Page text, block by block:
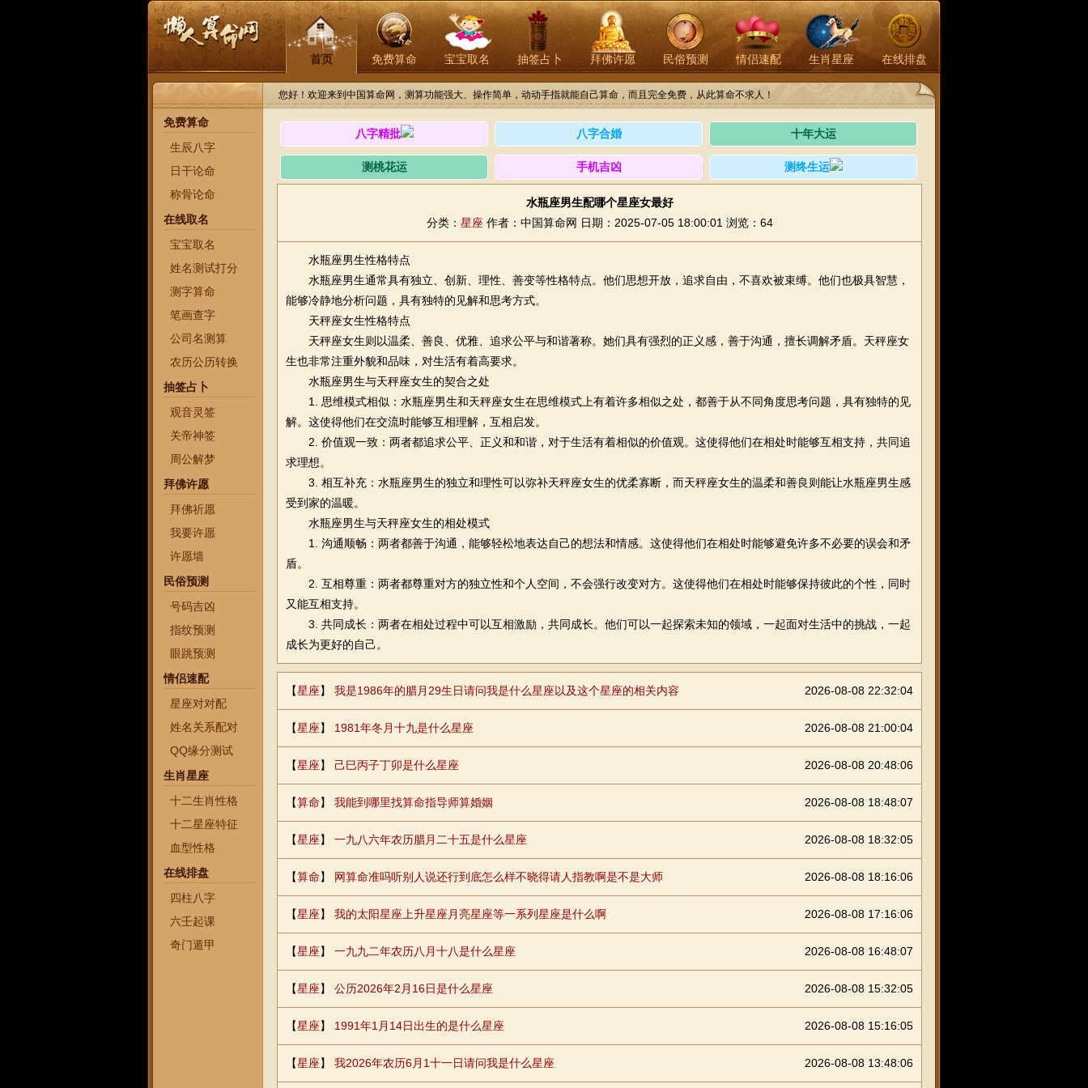
首页 免费算命 宝宝取名 抽签占卜 拜佛许愿 民俗预测 情侣速配 生肖星座 在线排盘
您好！欢迎来到中国算命网，测算功能强大、操作简单，动动手指就能自己算命，而且完全免费，从此算命不求人！
免费算命
生辰八字
日干论命
称骨论命
在线取名
宝宝取名
姓名测试打分
测字算命
笔画查字
公司名测算
农历公历转换
抽签占卜
观音灵签
关帝神签
周公解梦
拜佛许愿
拜佛祈愿
我要许愿
许愿墙
民俗预测
号码吉凶
指纹预测
眼跳预测
情侣速配
星座对对配
姓名关系配对
QQ缘分测试
生肖星座
十二生肖性格
十二星座特征
血型性格
在线排盘
四柱八字
六壬起课
奇门遁甲
八字精批 八字合婚 十年大运
测桃花运 手机吉凶 测终生运
水瓶座男生配哪个星座女最好
分类： 星座 作者：中国算命网 日期：2025-07-05 18:00:01 浏览：64
水瓶座男生性格特点
水瓶座男生通常具有独立、创新、理性、善变等性格特点。他们思想开放，追求自由，不喜欢被束缚。他们也极具智慧，
能够冷静地分析问题，具有独特的见解和思考方式。
天秤座女生性格特点
天秤座女生则以温柔、善良、优雅、追求公平与和谐著称。她们具有强烈的正义感，善于沟通，擅长调解矛盾。天秤座女
生也非常注重外貌和品味，对生活有着高要求。
水瓶座男生与天秤座女生的契合之处
1. 思维模式相似：水瓶座男生和天秤座女生在思维模式上有着许多相似之处，都善于从不同角度思考问题，具有独特的见
解。这使得他们在交流时能够互相理解，互相启发。
2. 价值观一致：两者都追求公平、正义和和谐，对于生活有着相似的价值观。这使得他们在相处时能够互相支持，共同追
求理想。
3. 相互补充：水瓶座男生的独立和理性可以弥补天秤座女生的优柔寡断，而天秤座女生的温柔和善良则能让水瓶座男生感
受到家的温暖。
水瓶座男生与天秤座女生的相处模式
1. 沟通顺畅：两者都善于沟通，能够轻松地表达自己的想法和情感。这使得他们在相处时能够避免许多不必要的误会和矛
盾。
2. 互相尊重：两者都尊重对方的独立性和个人空间，不会强行改变对方。这使得他们在相处时能够保持彼此的个性，同时
又能互相支持。
3. 共同成长：两者在相处过程中可以互相激励，共同成长。他们可以一起探索未知的领域，一起面对生活中的挑战，一起
成长为更好的自己。
【星座】 我是1986年的腊月29生日请问我是什么星座以及这个星座的相关内容 2026-08-08 22:32:04
【星座】 1981年冬月十九是什么星座 2026-08-08 21:00:04
【星座】 己巳丙子丁卯是什么星座 2026-08-08 20:48:06
【算命】 我能到哪里找算命指导师算婚姻 2026-08-08 18:48:07
【星座】 一九八六年农历腊月二十五是什么星座 2026-08-08 18:32:05
【算命】 网算命准吗听别人说还行到底怎么样不晓得请人指教啊是不是大师 2026-08-08 18:16:06
【星座】 我的太阳星座上升星座月亮星座等一系列星座是什么啊 2026-08-08 17:16:06
【星座】 一九九二年农历八月十八是什么星座 2026-08-08 16:48:07
【星座】 公历2026年2月16日是什么星座 2026-08-08 15:32:05
【星座】 1991年1月14日出生的是什么星座 2026-08-08 15:16:05
【星座】 我2026年农历6月1十一日请问我是什么星座 2026-08-08 13:48:06